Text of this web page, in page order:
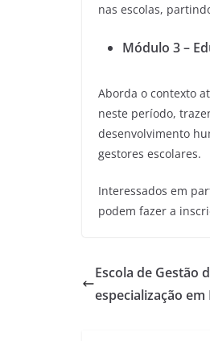
nas escolas,
Módulo 3 –
Aborda o contexto
neste período,
desenvolvimento
gestores escolares.
Interessados em
podem fazer a
Escola de Gestão
especialização